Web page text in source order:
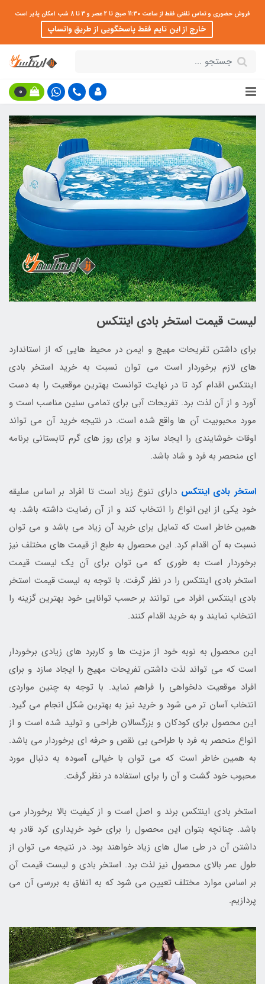
فروش حضوری و تماس تلفنی فقط از ساعت 11:30 صبح تا 2 عصر و 3 تا 8 شب امکان پذیر است
خارج از این تایم فقط پاسخگویی از طریق واتساپ
0
لیست قیمت استخر بادی اینتکس
برای داشتن تفریحات مهیج و ایمن در محیط هایی که از استاندارد
های لازم برخوردار است می توان نسبت به خرید استخر بادی
اینتکس اقدام کرد تا در نهایت توانست بهترین موقعیت را به دست
آورد و از آن لذت برد. تفریحات آبی برای تمامی سنین مناسب است و
مورد محبوبیت آن ها واقع شده است. در نتیجه خرید آن می تواند
اوقات خوشایندی را ایجاد سازد و برای روز های گرم تابستانی برنامه
ای منحصر به فرد و شاد باشد.
استخر بادی اینتکس دارای تنوع زیاد است تا افراد بر اساس سلیقه
خود یکی از این انواع را انتخاب کند و از آن رضایت داشته باشد. به
همین خاطر است که تمایل برای خرید آن زیاد می باشد و می توان
نسبت به آن اقدام کرد. این محصول به طبع از قیمت های مختلف نیز
برخوردار است به طوری که می توان برای آن یک لیست قیمت
استخر بادی اینتکس را در نظر گرفت. با توجه به لیست قیمت استخر
بادی اینتکس افراد می توانند بر حسب توانایی خود بهترین گزینه را
انتخاب نمایند و به خرید اقدام کنند.
این محصول به نوبه خود از مزیت ها و کاربرد های زیادی برخوردار
است که می تواند لذت داشتن تفریحات مهیج را ایجاد سازد و برای
افراد موقعیت دلخواهی را فراهم نماید. با توجه به چنین مواردی
انتخاب آسان تر می شود و خرید نیز به بهترین شکل انجام می گیرد.
این محصول برای کودکان و بزرگسالان طراحی و تولید شده است و از
انواع منحصر به فرد با طراحی بی نقص و حرفه ای برخوردار می باشد.
به همین خاطر است که می توان با خیالی آسوده به دنبال مورد
محبوب خود گشت و آن را برای استفاده در نظر گرفت.
استخر بادی اینتکس برند و اصل است و از کیفیت بالا برخوردار می
باشد. چنانچه بتوان این محصول را برای خود خریداری کرد قادر به
داشتن آن در طی سال های زیاد خواهند بود. در نتیجه می توان از
طول عمر بالای محصول نیز لذت برد. استخر بادی و لیست قیمت آن
بر اساس موارد مختلف تعیین می شود که به اتفاق به بررسی آن می
پردازیم.